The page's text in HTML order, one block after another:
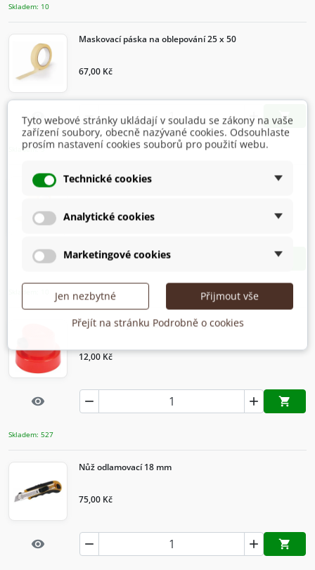
Skladem: 10
visibility Rychlý náhled
Maskovací páska na oblepování 25 x 50
67,00 Kč
  
Přidat
Skladem: 9
visibility Rychlý náhled
Maskovací páska na oblepování 50 x 50
102,00 Kč
 
visibility Rychlý náhled
Náhradní tryska, nastavitelná (plochá)
12,00 Kč
  
Přidat
Skladem: 527
visibility Rychlý náhled
Nůž odlamovací 18 mm
75,00 Kč
  
Přidat
Tyto webové stránky ukládají v souladu se zákony na vaše
zařízení soubory, obecně nazývané cookies. Odsouhlaste
prosím nastavení cookies souborů pro použití webu.
Technické cookies
Analytické cookies
Marketingové cookies
Jen nezbytné
Přijmout vše
Přejít na stránku Podrobně o cookies